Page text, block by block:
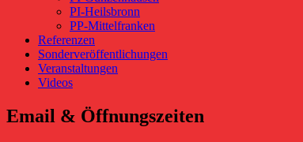
PI-Heilsbronn
PP-Mittelfranken
Referenzen
Sonderveröffentlichungen
Veranstaltungen
Videos
Email & Öffnungszeiten